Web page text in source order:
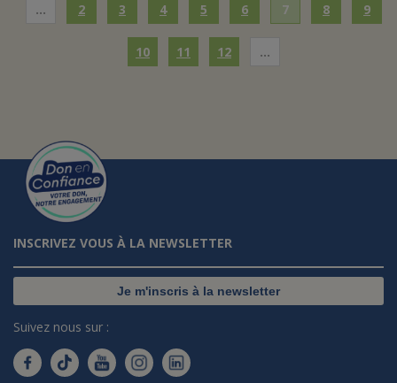
… 2 3 4 5 6 7 8 9
10 11 12 …
INSCRIVEZ VOUS À LA NEWSLETTER
Je m'inscris à la newsletter
Suivez nous sur :